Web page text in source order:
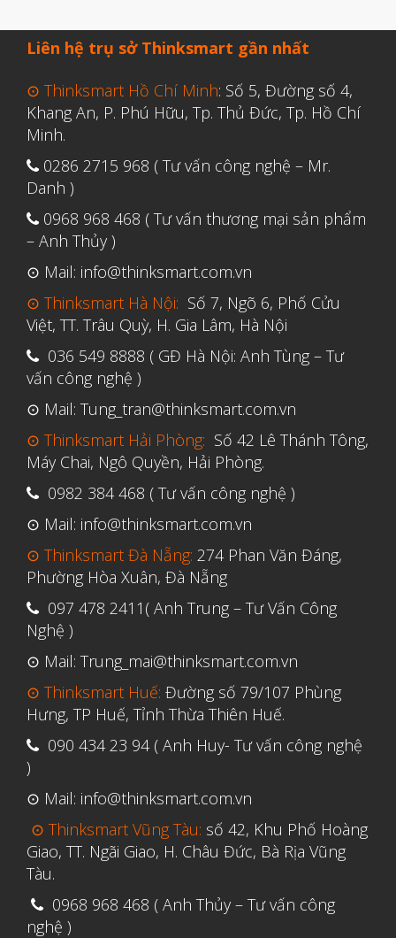
Tháng Ba 2019
Aerospace
Automotive
in 3d cao cấp
Máy in 3D để bàn Formlabs U.S.
Mô phỏng
Triển khai
Vật liệu
Y Tế
Liên hệ trụ sở Thinksmart gần nhất
⊙ Thinksmart Hồ Chí Minh: Số 5, Đường số 4,
Khang An, P. Phú Hữu, Tp. Thủ Đức, Tp. Hồ Chí
Minh.
0286 2715 968 ( Tư vấn công nghệ – Mr.
Danh )
0968 968 468 ( Tư vấn thương mại sản phẩm
– Anh Thủy )
⊙ Mail: info@thinksmart.com.vn
⊙ Thinksmart Hà Nội: Số 7, Ngõ 6, Phố Cửu
Việt, TT. Trâu Quỳ, H. Gia Lâm, Hà Nội
036 549 8888 ( GĐ Hà Nội: Anh Tùng – Tư
vấn công nghệ )
⊙ Mail: Tung_tran@thinksmart.com.vn
⊙ Thinksmart Hải Phòng: Số 42 Lê Thánh Tông,
Máy Chai, Ngô Quyền, Hải Phòng.
0982 384 468 ( Tư vấn công nghệ )
⊙ Mail: info@thinksmart.com.vn
⊙ Thinksmart Đà Nẵng: 274 Phan Văn Đáng,
Phường Hòa Xuân, Đà Nẵng
097 478 2411( Anh Trung – Tư Vấn Công
Nghệ )
⊙ Mail: Trung_mai@thinksmart.com.vn
⊙ Thinksmart Huế: Đường số 79/107 Phùng
Hưng, TP Huế, Tỉnh Thừa Thiên Huế.
090 434 23 94 ( Anh Huy- Tư vấn công nghệ
)
⊙ Mail: info@thinksmart.com.vn
⊙ Thinksmart Vũng Tàu: số 42, Khu Phố Hoàng
Giao, TT. Ngãi Giao, H. Châu Đức, Bà Rịa Vũng
Tàu.
0968 968 468 ( Anh Thủy – Tư vấn công
nghệ )